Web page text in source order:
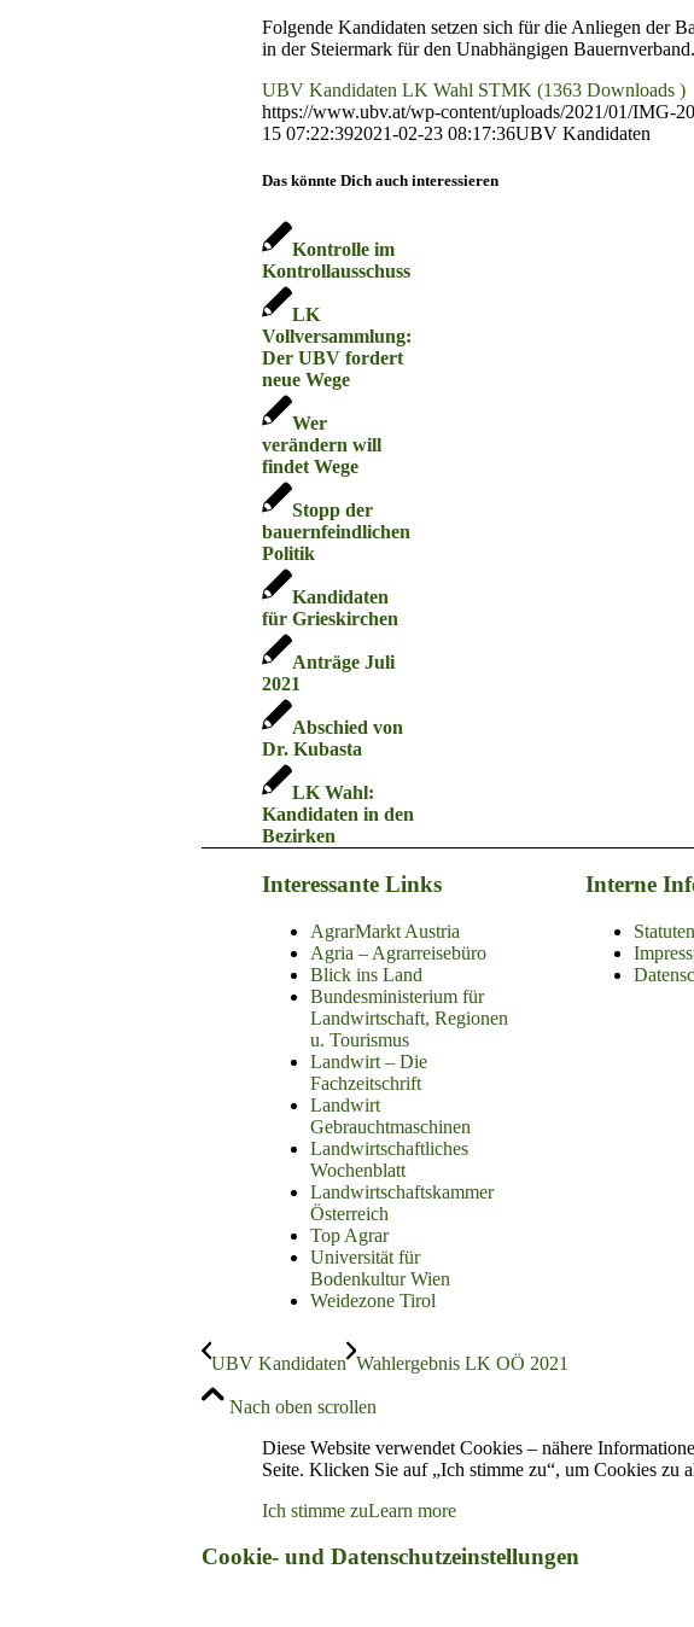
Folgende Kandidaten setzen sich für die Anliegen der
in der Steiermark für den Unabhängigen Bauernverband.
UBV Kandidaten LK Wahl STMK (1363 Downloads )
https://www.ubv.at/wp-content/uploads/2021/01/IMG-
15 07:22:392021-02-23 08:17:36UBV Kandidaten
Das könnte Dich auch interessieren
Kontrolle im
Kontrollausschuss
LK
Vollversammlung:
Der UBV fordert
neue Wege
Wer
verändern will
findet Wege
Stopp der
bauernfeindlichen
Politik
Kandidaten
für Grieskirchen
Anträge Juli
2021
Abschied von
Dr. Kubasta
LK Wahl:
Kandidaten in den
Bezirken
Interessante Links
AgrarMarkt Austria
Agria – Agrarreisebüro
Blick ins Land
Bundesministerium für
Landwirtschaft, Regionen
u. Tourismus
Landwirt – Die
Fachzeitschrift
Landwirt
Gebrauchtmaschinen
Landwirtschaftliches
Wochenblatt
Landwirtschaftskammer
Österreich
Top Agrar
Universität für
Bodenkultur Wien
Weidezone Tirol
Interne
Statuten
UBV Kandidaten Wahlergebnis LK OÖ 2021
Nach oben scrollen
Diese Website verwendet Cookies – nähere
Seite. Klicken Sie auf „Ich stimme zu“, um Cookies zu
Ich stimme zuLearn more
Cookie- und Datenschutzeinstellungen